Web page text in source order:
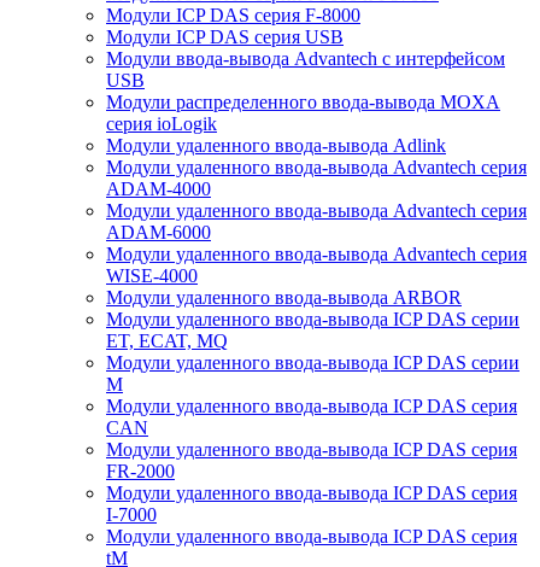
Модули ICP DAS серия F-8000
Модули ICP DAS серия USB
Модули ввода-вывода Advantech с интерфейсом
USB
Модули распределенного ввода-вывода MOXA
серия ioLogik
Модули удаленного ввода-вывода Adlink
Модули удаленного ввода-вывода Advantech серия
ADAM-4000
Модули удаленного ввода-вывода Advantech серия
ADAM-6000
Модули удаленного ввода-вывода Advantech серия
WISE-4000
Модули удаленного ввода-вывода ARBOR
Модули удаленного ввода-вывода ICP DAS серии
ET, ECAT, MQ
Модули удаленного ввода-вывода ICP DAS серии
M
Модули удаленного ввода-вывода ICP DAS серия
CAN
Модули удаленного ввода-вывода ICP DAS серия
FR-2000
Модули удаленного ввода-вывода ICP DAS серия
I-7000
Модули удаленного ввода-вывода ICP DAS серия
tM